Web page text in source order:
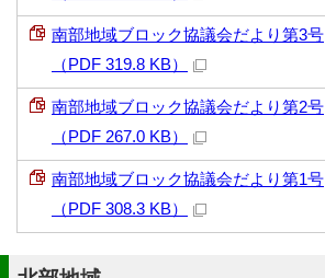
南部地域ブロック協議会だより第3号
（PDF 319.8 KB）
南部地域ブロック協議会だより第2号
（PDF 267.0 KB）
南部地域ブロック協議会だより第1号
（PDF 308.3 KB）